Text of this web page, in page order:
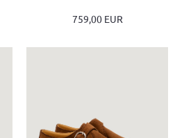
759,00 EUR